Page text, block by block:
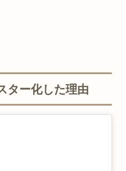
ター化した理由